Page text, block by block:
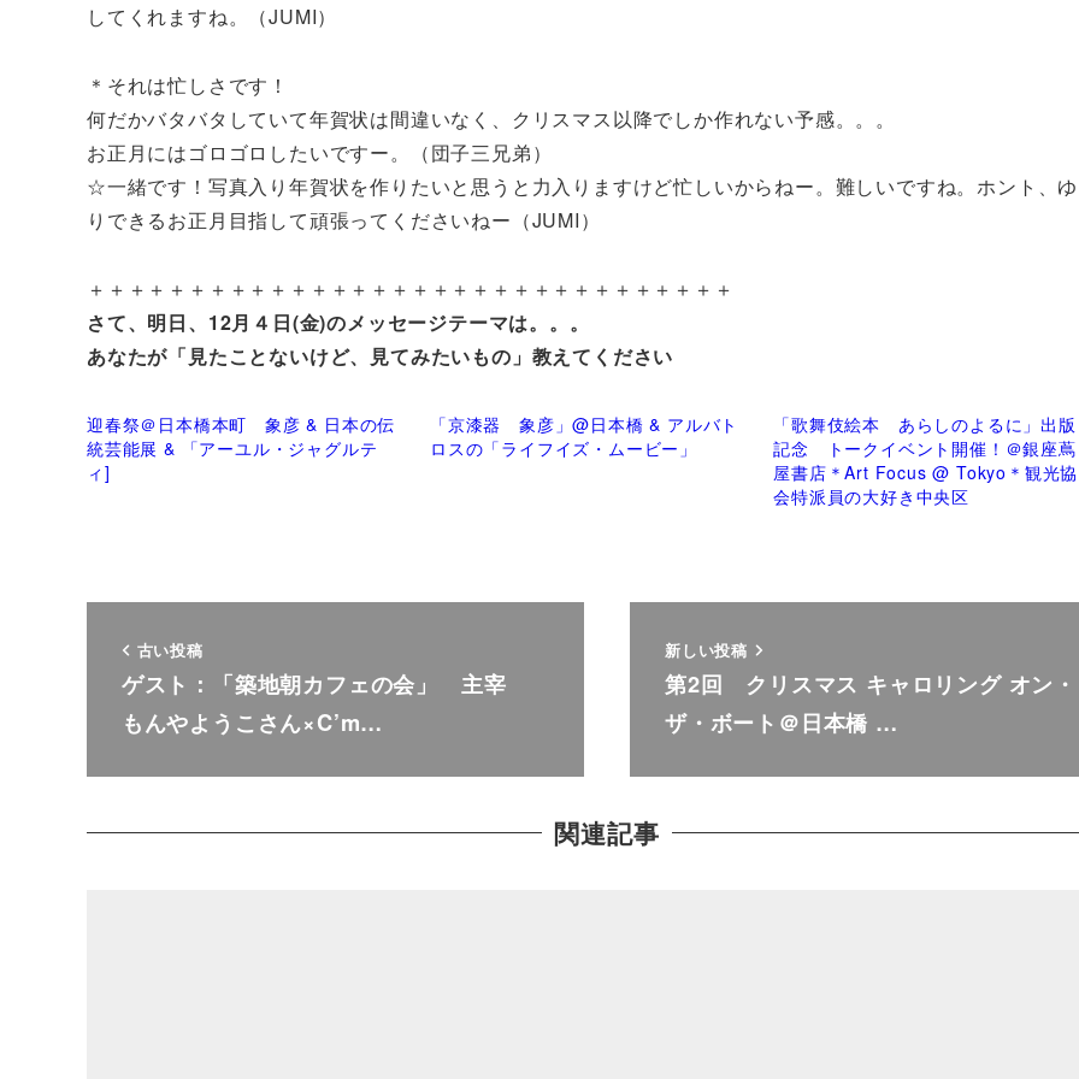
してくれますね。（JUMI）
＊それは忙しさです！
何だかバタバタしていて年賀状は間違いなく、クリスマス以降でしか作れない予感。。。
お正月にはゴロゴロしたいですー。（団子三兄弟）
☆一緒です！写真入り年賀状を作りたいと思うと力入りますけど忙しいからねー。難しいですね。ホント、
りできるお正月目指して頑張ってくださいねー（JUMI）
＋＋＋＋＋＋＋＋＋＋＋＋＋＋＋＋＋＋＋＋＋＋＋＋＋＋＋＋＋＋＋＋
さて、明日、12月４日(金)のメッセージテーマは。。。
あなたが「見たことないけど、見てみたいもの」教えてください
迎春祭＠日本橋本町 象彦 & 日本の伝
統芸能展 & 「アーユル・ジャグルテ
ィ]
「京漆器 象彦」@日本橋 & アルバト
ロスの「ライフイズ・ムービー」
「歌舞伎絵本 あらしのよるに」出版
記念 トークイベント開催！＠銀座蔦
屋書店＊Art Focus @ Tokyo＊観光協
会特派員の大好き中央区
古い投稿
ゲスト：「築地朝カフェの会」 主宰
もんやようこさん×C’m…
新しい投稿
第2回 クリスマス キャロリング オン・
ザ・ボート＠日本橋 …
関連記事